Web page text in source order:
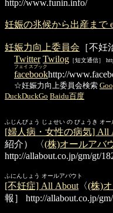
http://www.funin.info/
妊娠の兆候から出産まで
妊娠力向上委員会 ［不妊
Twitter Twilog ［短文通信］
facebook
フェイスブック
http://
☆妊娠力向上委員会検索
DuckDuckGo Baidu百度
ふじんびょう じょせい の びょうき オー
[婦人病・女性の病気] All
紹介） 〈(株)オールアバ
http://allabout.co.jp/gm/gt/
ふにんしょう オールアバウト
[不妊症] All About 〈(株)
報］
http://allabout.co.jp/